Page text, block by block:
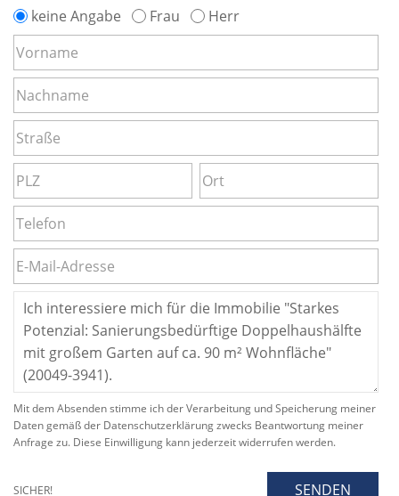
keine Angabe Frau Herr
Mit dem Absenden stimme ich der Verarbeitung und Speicherung meiner
Daten gemäß der Datenschutzerklärung zwecks Beantwortung meiner
Anfrage zu. Diese Einwilligung kann jederzeit widerrufen werden.
SICHER! SENDEN